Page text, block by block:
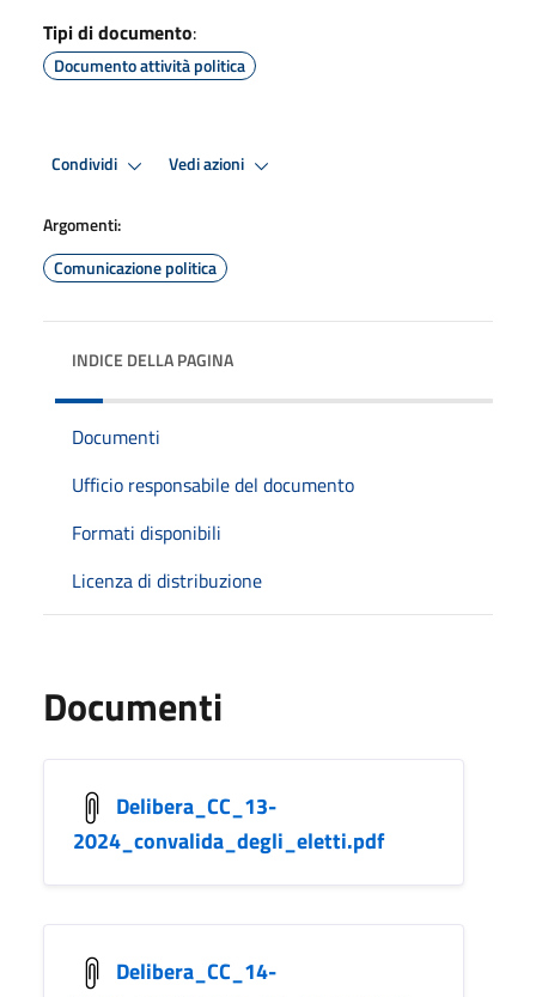
Tipi di documento:
Documento attività politica
Condividi Vedi azioni
Argomenti:
Comunicazione politica
INDICE DELLA PAGINA
Documenti
Ufficio responsabile del documento
Formati disponibili
Licenza di distribuzione
Documenti
Delibera_CC_13-
2024_convalida_degli_eletti.pdf
Delibera_CC_14-